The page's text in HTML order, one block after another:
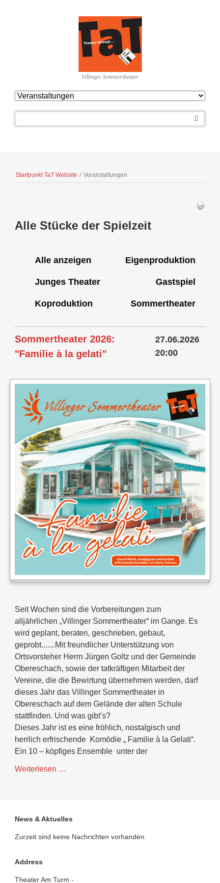
Villinger Sommertheater
Startpunkt TaT Website / Veranstaltungen
Alle Stücke der Spielzeit
Alle anzeigen Eigenproduktion
Junges Theater Gastspiel
Koproduktion Sommertheater
Sommertheater 2026:
"Familie à la gelati"
27.06.2026
20:00
Seit Wochen sind die Vorbereitungen zum
alljährlichen „Villinger Sommertheater“ im Gange. Es
wird geplant, beraten, geschrieben, gebaut,
geprobt.......Mit freundlicher Unterstützung von
Ortsvorsteher Herrn Jürgen Goltz und der Gemeinde
Obereschach, sowie der tatkräftigen Mitarbeit der
Vereine, die die Bewirtung übernehmen werden, darf
dieses Jahr das Villinger Sommertheater in
Obereschach auf dem Gelände der alten Schule
stattfinden. Und was gibt’s?
Dieses Jahr ist es eine fröhlich, nostalgisch und
herrlich erfrischende Komödie „ Familie à la Gelati“.
Ein 10 – köpfiges Ensemble unter der
Weiterlesen …
News & Aktuelles
Zurzeit sind keine Nachrichten vorhanden.
Address
Theater Am Turm -